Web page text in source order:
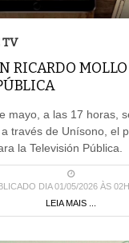
TV
RICARDO MOLLO
mayo, a las 17 horas,
través de Unísono, el
la Televisión Pública.
DIA 01/05/2026 ÀS
LEIA MAIS ...